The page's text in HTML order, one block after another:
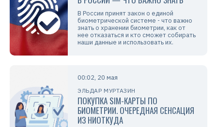
В России принят закон о единой
биометрической системе - что важно
знать о хранении биометрии, как от
нее отказаться и кто сможет собирать
наши данные и использовать их.
00:02, 20 мая
ЭЛЬДАР МУРТАЗИН
ПОКУПКА SIM-КАРТЫ ПО
БИОМЕТРИИ. ОЧЕРЕДНАЯ СЕНСАЦИЯ
ИЗ НИОТКУДА